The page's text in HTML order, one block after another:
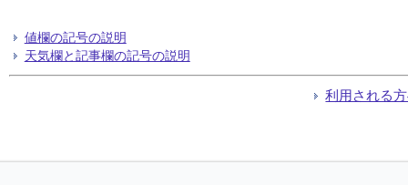
値欄の記号の説明
天気欄と記事欄の記号の説明
利用される